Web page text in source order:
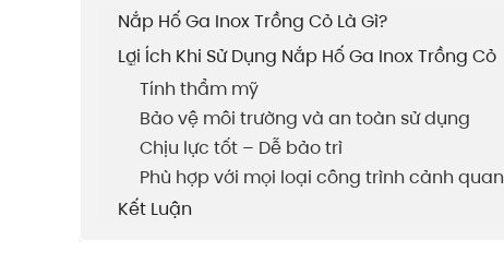
Nắp Hố Ga Inox Trồng Cỏ Là Gì?
Lợi Ích Khi Sử Dụng Nắp Hố Ga Inox Trồng Cỏ
Tính thẩm mỹ
Bảo vệ môi trường và an toàn sử dụng
Chịu lực tốt – Dễ bảo trì
Phù hợp với mọi loại công trình cảnh quan
Kết Luận